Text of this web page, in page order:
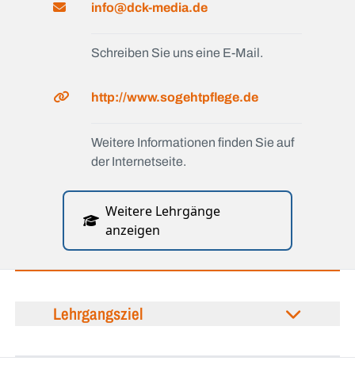
info@dck-media.de
Schreiben Sie uns eine E-Mail.
http://www.sogehtpflege.de
Weitere Informationen finden Sie auf
der Internetseite.
Weitere Lehrgänge
anzeigen
Lehrgangsziel